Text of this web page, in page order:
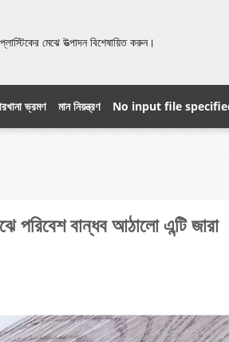
মেঝে উত্পাদন বিশেষায়িত করুন।
ভ্রমণ মান নিয়ন্ত্রণ No input file
পরিবেশ বান্ধব আঠালো এন্টি জারা